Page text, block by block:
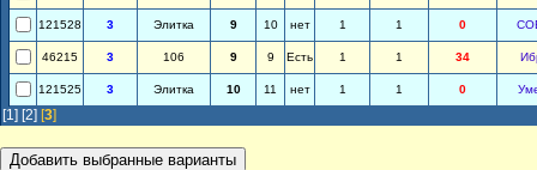
121528 3 Элитка 9 10 нет 1 1 0
46215 3 106 9 9 Есть 1 1 34
121525 3 Элитка 10 11 нет 1 1 0
[1] [2] [3]